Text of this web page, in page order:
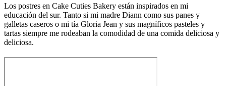
Los postres en Cake Cuties Bakery están inspirados en mi
educación del sur. Tanto si mi madre Diann como sus panes y
galletas caseros o mi tía Gloria Jean y sus magníficos pasteles y
tartas siempre me rodeaban la comodidad de una comida deliciosa y
deliciosa.